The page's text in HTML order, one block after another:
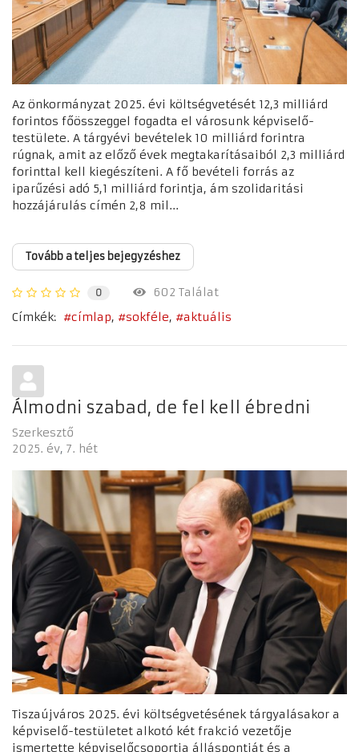
Az önkormányzat 2025. évi költségvetését 12,3 milliárd
forintos főösszeggel fogadta el városunk képviselő-
testülete. A tárgyévi bevételek 10 milliárd forintra
rúgnak, amit az előző évek megtakarításaiból 2,3 milliárd
forinttal kell kiegészíteni. A fő bevételi forrás az
iparűzési adó 5,1 milliárd forintja, ám szolidaritási
hozzájárulás címén 2,8 mil...
Tovább a teljes bejegyzéshez
0
602 Találat
Címkék:
címlap sokféle aktuális
Álmodni szabad, de fel kell ébredni
Szerkesztő
2025. év 7. hét
Tiszaújváros 2025. évi költségvetésének tárgyalásakor a
képviselő-testületet alkotó két frakció vezetője
ismertette képviselőcsoportja álláspontját és a